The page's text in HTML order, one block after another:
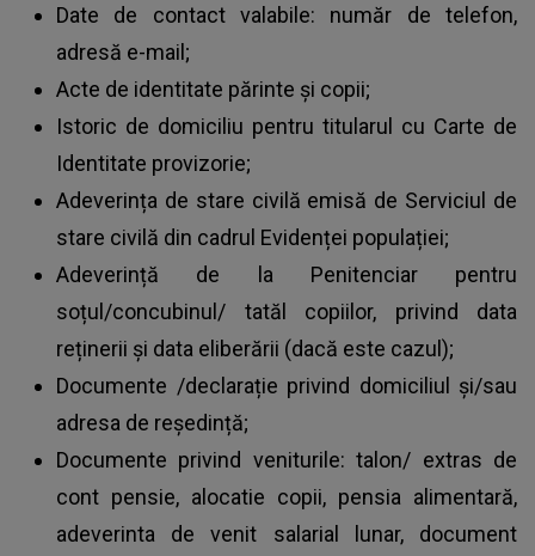
Date de contact valabile: număr de telefon,
adresă e-mail;
Acte de identitate părinte și copii;
Istoric de domiciliu pentru titularul cu Carte de
Identitate provizorie;
Adeverința de stare civilă emisă de Serviciul de
stare civilă din cadrul Evidenței populației;
Adeverință de la Penitenciar pentru
soțul/concubinul/ tatăl copiilor, privind data
reținerii și data eliberării (dacă este cazul);
Documente /declarație privind domiciliul și/sau
adresa de reședință;
Documente privind veniturile: talon/ extras de
cont pensie, alocatie copii, pensia alimentară,
adeverinta de venit salarial lunar, document